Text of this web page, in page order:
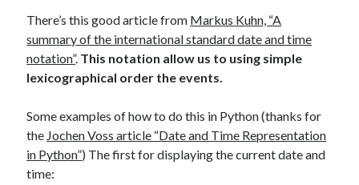
There’s this good article from Markus Kuhn, “A
summary of the international standard date and time
notation”. This notation allow us to using simple
lexicographical order the events.
Some examples of how to do this in Python (thanks for
the Jochen Voss article “Date and Time Representation
in Python”) The first for displaying the current date and
time: